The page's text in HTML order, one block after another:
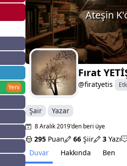
Yeni
Ateşin
Fırat
@firatyetis
Şair Yazar
8 Aralık 2019'den beri üye
295 Puan 66 Şiir 3 Yazı
Duvar
Hakkında Ben